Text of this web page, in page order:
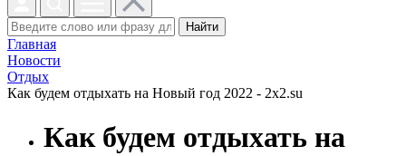
Найти
Главная
Новости
Отдых
Как будем отдыхать на Новый год 2022 - 2x2.su
Как будем отдыхать на